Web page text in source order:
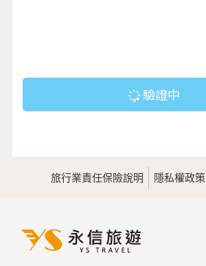
驗證中
旅行業責任保險說明 隱私權政策